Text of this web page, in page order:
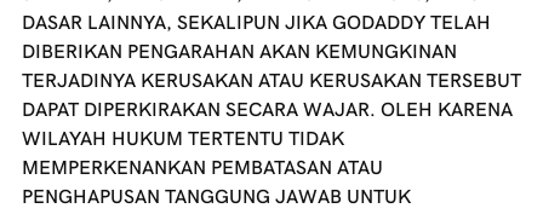
DASAR LAINNYA, SEKALIPUN JIKA GODADDYTELAH
DIBERIKAN PENGARAHAN AKAN KEMUNGKINAN
TERJADINYA KERUSAKAN ATAU KERUSAKAN TERSEBUT
DAPAT DIPERKIRAKAN SECARA WAJAR. OLEH KARENA
WILAYAH HUKUM TERTENTU TIDAK
MEMPERKENANKAN PEMBATASAN ATAU
PENGHAPUSAN TANGGUNG JAWAB UNTUK